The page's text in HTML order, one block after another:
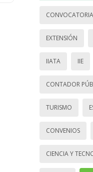
EXTENSIÓN
IIATA IIE
CONTADOR
TURISMO
CONVENIOS
CIENCIA Y